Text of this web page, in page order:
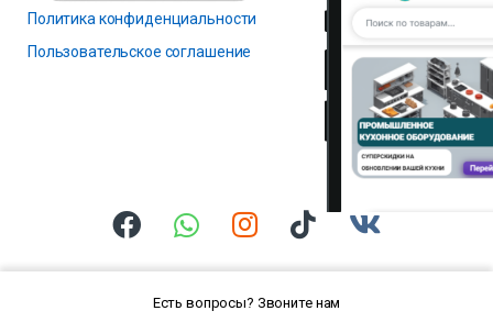
Политика конфиденциальности
Пользовательское соглашение
Есть вопросы? Звоните нам